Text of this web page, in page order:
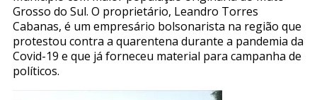
Grosso do Sul. O proprietário, Leandro Torres
Cabanas, é um empresário bolsonarista na região que
protestou contra a quarentena durante a pandemia da
Covid-19 e que já forneceu material para campanha de
políticos.